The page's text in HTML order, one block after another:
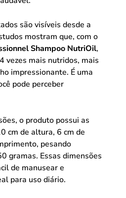
são visíveis desde a
mostram que, com o
Shampoo NutriOil,
vezes mais nutridos, mais
impressionante. É uma
pode perceber
o produto possui as
cm de altura, 6 cm de
pesando
gramas. Essas dimensões
de manusear e
para uso diário.